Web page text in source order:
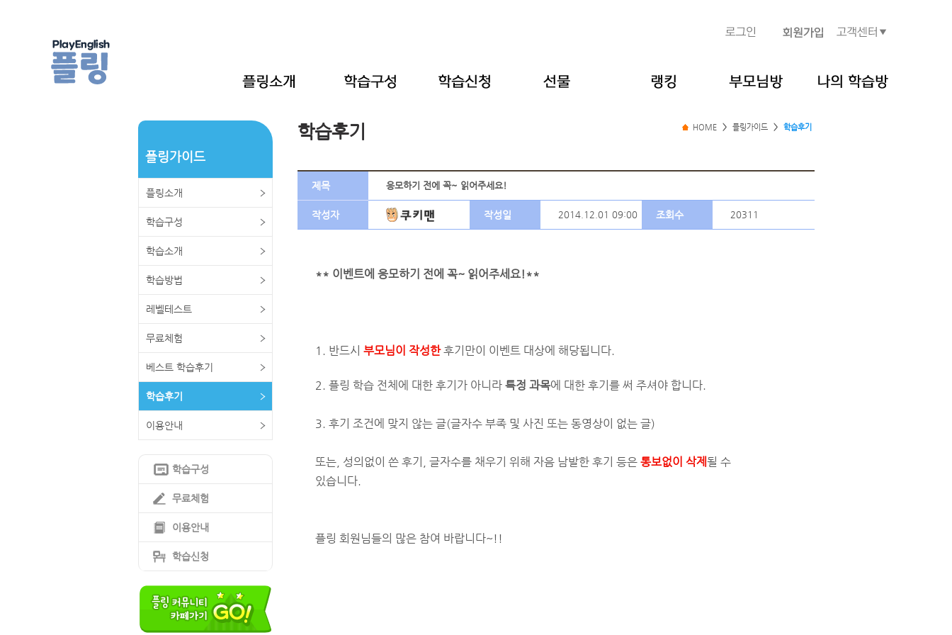
플링가이드
플링소개
학습구성
학습소개
학습방법
레벨테스트
무료체험
베스트 학습후기
학습후기
이용안내
학습구성
무료체험
이용안내
학습신청
학습후기 HOME > 플링가이드 > 학습후기
제목 응모하기 전에 꼭~ 읽어주세요!
작성자 작성일 2014.12.01 09:00 조회수 20311
** 이벤트에 응모하기 전에 꼭~ 읽어주세요!**
1. 반드시 부모님이 작성한 후기만이 이벤트 대상에 해당됩니다.
2. 플링 학습 전체에 대한 후기가 아니라 특정 과목에 대한 후기를 써 주셔야 합니다.
3. 후기 조건에 맞지 않는 글(글자수 부족 및 사진 또는 동영상이 없는 글)
또는, 성의없이 쓴 후기, 글자수를 채우기 위해 자음 남발한 후기 등은 통보없이 삭제 될 수
있습니다.
플링 회원님들의 많은 참여 바랍니다~!!